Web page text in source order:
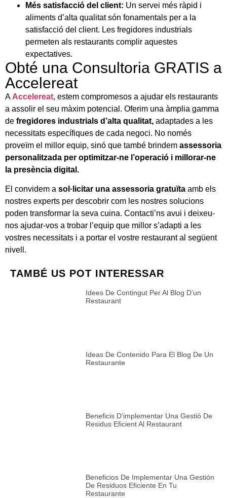
Més satisfacció del client: Un servei més ràpid i
aliments d’alta qualitat són fonamentals per a la
satisfacció del client. Les fregidores industrials
permeten als restaurants complir aquestes
expectatives.
Obté una Consultoria GRATIS a
Accelereat
A Accelereat, estem compromesos a ajudar els restaurants
a assolir el seu màxim potencial. Oferim una àmplia gamma
de fregidores industrials d’alta qualitat, adaptades a les
necessitats específiques de cada negoci. No només
proveïm el millor equip, sinó que també brindem assessoria
personalitzada per optimitzar-ne l’operació i millorar-ne
la presència digital.
El convidem a sol·licitar una assessoria gratuïta amb els
nostres experts per descobrir com les nostres solucions
poden transformar la seva cuina. Contacti’ns avui i deixeu-
nos ajudar-vos a trobar l’equip que millor s’adapti a les
vostres necessitats i a portar el vostre restaurant al següent
nivell.
TAMBÉ US POT INTERESSAR
Idees De Contingut Per Al Blog D’un
Restaurant
Ideas De Contenido Para El Blog De Un
Restaurante
Beneficis D’implementar Una Gestió De
Residus Eficient Al Restaurant
Beneficios De Implementar Una Gestión
De Residuos Eficiente En Tu
Restaurante